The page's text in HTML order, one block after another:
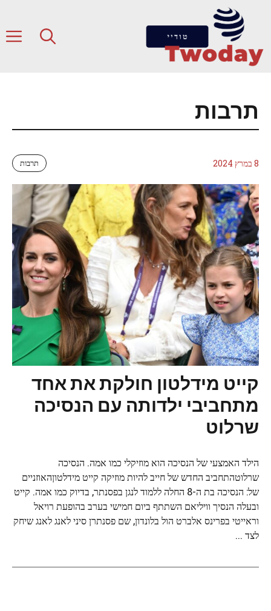
תרבות
8 במרץ 2024 תרבות
קייט מידלטון חולקת את אחד
מתחביבי ילדותה עם הנסיכה
שרלוט
הילד האמצעי של הנסיכה הוא מוזיקלי כמו אמה. הנסיכה
שרלוטהתחביב החדש של חייב להיות מוזיקה קייט מידלטוןהאוזניים
של: הנסיכה בת ה-8 החלה ללמוד לנגן בפסנתר, בדיוק כמו אמה. קייט
ובעלה הנסיך וויליאם השתתף ביום חמישי בערב בהופעת רויאל
וראייטי בפרינס אלברט הול בלונדון, שם פסנתרן סיני לאנג לאנג שיחק
לצד ...